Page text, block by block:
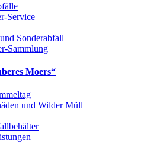
Service
Sonderabfall
Sammlung
Moers“
und Wilder Müll